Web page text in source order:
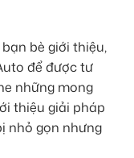
bè giới thiệu,
để được tư
những mong
thiệu giải pháp
nhỏ gọn nhưng